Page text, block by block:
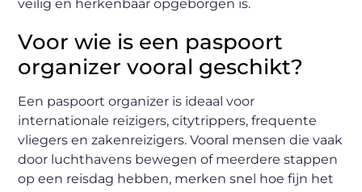
veilig en herkenbaar opgeborgen is.
Voor wie is een paspoort
organizer vooral geschikt?
Een paspoort organizer is ideaal voor
internationale reizigers, citytrippers, frequente
vliegers en zakenreizigers. Vooral mensen die vaak
door luchthavens bewegen of meerdere stappen
op een reisdag hebben, merken snel hoe fijn het